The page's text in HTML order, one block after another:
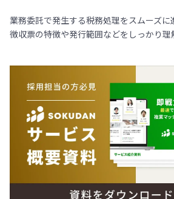
業務委託で発生する税務処理をスムーズに
徴収票の特徴や発行範囲などをしっかり理